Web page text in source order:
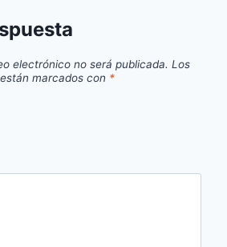
electrónico no será publicada. Los
marcados con *